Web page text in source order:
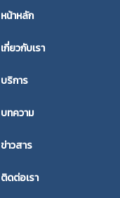
หน้าหลัก
เกี่ยวกับเรา
บริการ
บทความ
ข่าวสาร
ติดต่อเรา